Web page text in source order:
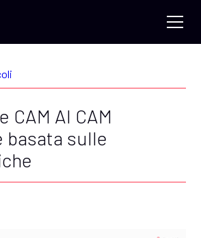
CAM AI CAM
basata sulle